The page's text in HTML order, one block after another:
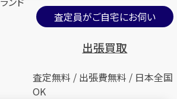
査定員がご自宅にお伺い
出張買取
査定無料 / 出張費無料 / 日本全国
OK